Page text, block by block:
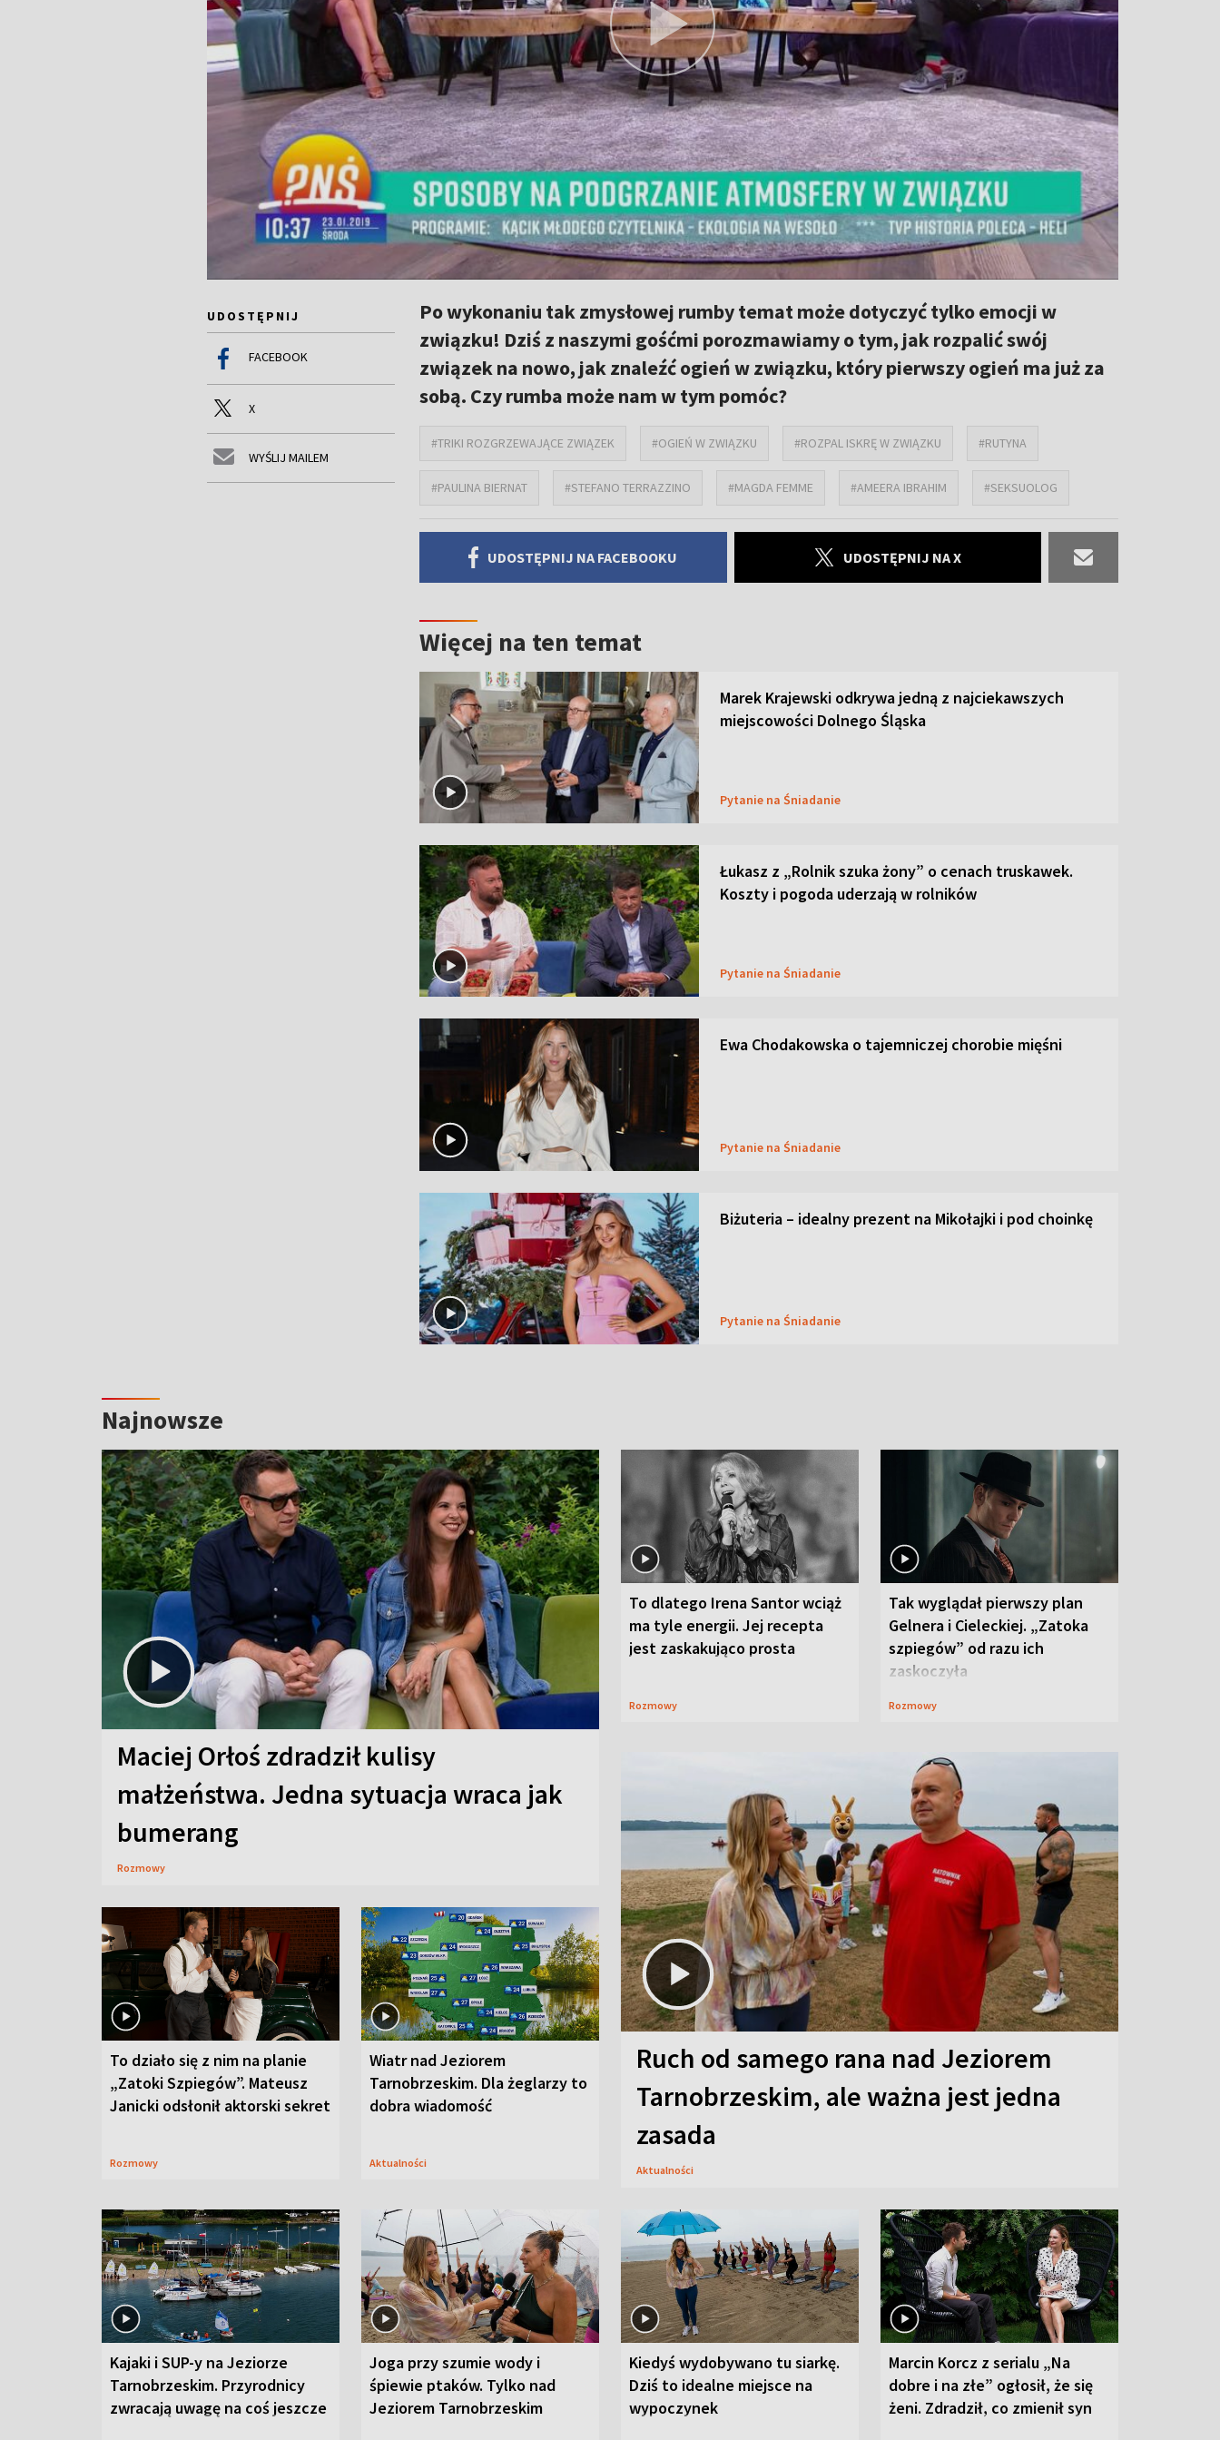
UDOSTĘPNIJ
FACEBOOK
X
WYŚLIJ MAILEM
Po wykonaniu tak zmysłowej rumby temat może dotyczyć tylko emocji w
związku! Dziś z naszymi gośćmi porozmawiamy o tym, jak rozpalić swój
związek na nowo, jak znaleźć ogień w związku, który pierwszy ogień ma już za
sobą. Czy rumba może nam w tym pomóc?
#TRIKI ROZGRZEWAJĄCE ZWIĄZEK #OGIEŃ W ZWIĄZKU #ROZPAL ISKRĘ W ZWIĄZKU #RUTYNA
#PAULINA BIERNAT #STEFANO TERRAZZINO #MAGDA FEMME #AMEERA IBRAHIM #SEKSUOLOG
UDOSTĘPNIJ NA FACEBOOKU UDOSTĘPNIJ NA X
Więcej na ten temat
Marek Krajewski odkrywa jedną z najciekawszych
miejscowości Dolnego Śląska
Pytanie na Śniadanie
Łukasz z „Rolnik szuka żony” o cenach truskawek.
Koszty i pogoda uderzają w rolników
Pytanie na Śniadanie
Ewa Chodakowska o tajemniczej chorobie mięśni
Pytanie na Śniadanie
Biżuteria – idealny prezent na Mikołajki i pod choinkę
Pytanie na Śniadanie
Najnowsze
Maciej Orłoś zdradził kulisy
małżeństwa. Jedna sytuacja wraca jak
bumerang
Rozmowy
To dlatego Irena Santor wciąż
ma tyle energii. Jej recepta
jest zaskakująco prosta
Rozmowy
Tak wyglądał pierwszy plan
Gelnera i Cieleckiej. „Zatoka
szpiegów” od razu ich
zaskoczyła
Rozmowy
To działo się z nim na planie
„Zatoki Szpiegów”. Mateusz
Janicki odsłonił aktorski sekret
Rozmowy
Wiatr nad Jeziorem
Tarnobrzeskim. Dla żeglarzy to
dobra wiadomość
Aktualności
Ruch od samego rana nad Jeziorem
Tarnobrzeskim, ale ważna jest jedna
zasada
Aktualności
Kajaki i SUP-y na Jeziorze
Tarnobrzeskim. Przyrodnicy
zwracają uwagę na coś jeszcze
Joga przy szumie wody i
śpiewie ptaków. Tylko nad
Jeziorem Tarnobrzeskim
Kiedyś wydobywano tu siarkę.
Dziś to idealne miejsce na
wypoczynek
Marcin Korcz z serialu „Na
dobre i na złe” ogłosił, że się
żeni. Zdradził, co zmienił syn